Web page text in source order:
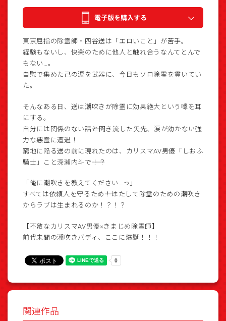
電子版を購入する
東京屈指の除霊師・四谷送は「エロいこと」が苦手。
経験もないし、快楽のために他人と触れ合うなんてとんで
もない…。
自慰で集めた己の涙を武器に、今日もソロ除霊を貫いてい
た。
そんなある日、送は潮吹きが除霊に効果絶大という噂を耳
にする。
自分には関係のない話――と聞き流した矢先、涙が効かない強
力な悪霊に遭遇！
窮地に陥る送の前に現れたのは、カリスマAV男優「しおふ
騎士」こと深瀬内斗で――！？
「俺に潮吹きを教えてください…っ」
すべては依頼人を守るため――！はたして除霊のための潮吹き
からラブは生まれるのか！？！？
【不敵なカリスマAV男優×きまじめ除霊師】
前代未聞の潮吹きバディ、ここに爆誕！！！
関連作品